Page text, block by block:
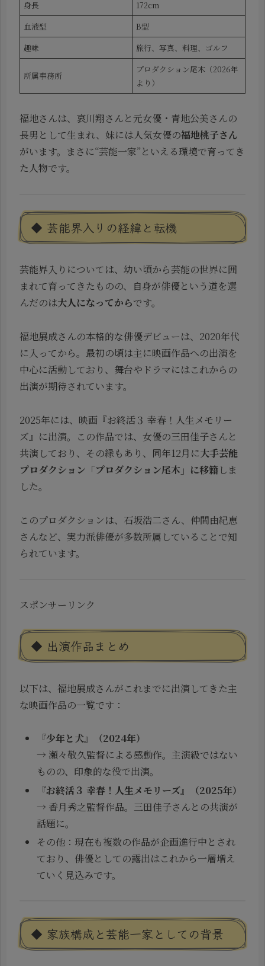
身長
172cm
血液型
B型
趣味
旅行、写真、料理、ゴルフ
所属事務所
プロダクション尾木（2026年
より）
福地さんは、哀川翔さんと元女優・青地公美さんの
長男として生まれ、妹には人気女優の福地桃子さん
がいます。まさに“芸能一家”といえる環境で育ってき
た人物です。
◆ 芸能界入りの経緯と転機
芸能界入りについては、幼い頃から芸能の世界に囲
まれて育ってきたものの、自身が俳優という道を選
んだのは大人になってからです。
福地展成さんの本格的な俳優デビューは、2020年代
に入ってから。最初の頃は主に映画作品への出演を
中心に活動しており、舞台やドラマにはこれからの
出演が期待されています。
2025年には、映画『お終活３ 幸春！人生メモリー
ズ』に出演。この作品では、女優の三田佳子さんと
共演しており、その縁もあり、同年12月に大手芸能
プロダクション「プロダクション尾木」に移籍しま
した。
このプロダクションは、石坂浩二さん、仲間由紀恵
さんなど、実力派俳優が多数所属していることで知
られています。
スポンサーリンク
◆ 出演作品まとめ
以下は、福地展成さんがこれまでに出演してきた主
な映画作品の一覧です：
『少年と犬』（2024年）
→ 瀬々敬久監督による感動作。主演級ではない
ものの、印象的な役で出演。
『お終活３ 幸春！人生メモリーズ』（2025年）
→ 香月秀之監督作品。三田佳子さんとの共演が
話題に。
その他：現在も複数の作品が企画進行中とされ
ており、俳優としての露出はこれから一層増え
ていく見込みです。
◆ 家族構成と芸能一家としての背景